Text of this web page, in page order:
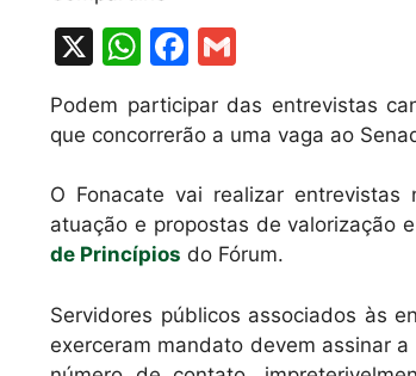
X
W
at
A
p
p
F
c
b
o
o
k
m
ai
Podem participar das entrevistas
que concorrerão a uma vaga ao
O Fonacate vai realizar
atuação e propostas de valorização
de Princípios do Fórum.
Servidores públicos associados às
exerceram mandato devem assinar